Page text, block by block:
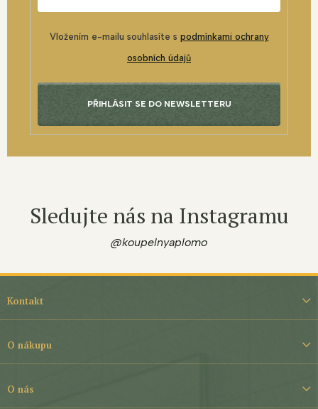
Vložením e-mailu souhlasíte s podmínkami ochrany
osobních údajů
PŘIHLÁSIT SE DO NEWSLETTERU
Sledujte nás na Instagramu
@koupelnyaplomo
Z
í
Kontakt
O nákupu
O nás